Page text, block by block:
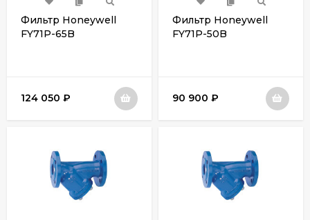
Фильтр Honeywell
FY71P-65B
124 050 ₽
Фильтр Honeywell
FY71P-50B
90 900 ₽